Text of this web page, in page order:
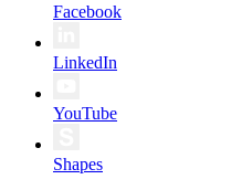
Facebook
LinkedIn
YouTube
Shapes